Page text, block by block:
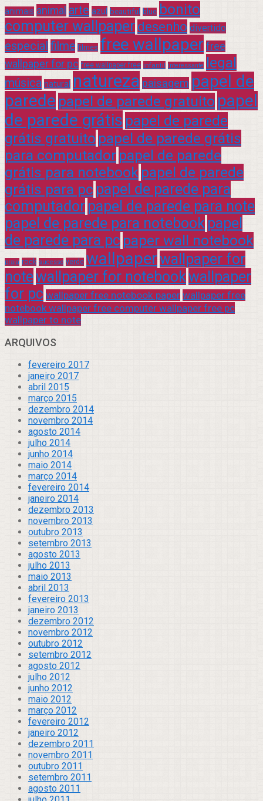
animais animal arte azul beautiful blue bonito
computer wallpaper desenho divertido
especial filme filmes free wallpaper free
wallpaper for pc free wallpaper free infantil interessante legal
música natural natureza paisagem papel de
parede papel de parede gratuito papel
de parede grátis papel de parede
grátis gratuito papel de parede grátis
para computador papel de parede
grátis para notebook papel de parede
grátis para pc papel de parede para
computador papel de parede para note
papel de parede para notebook papel
de parede para pc paper wall notebook
praia rock sucesso verde wallpaperwallpaper for
notewallpaper for notebookwallpaper
for pc wallpaper free notebook paper wallpaper free
notebook wallpaper free computer wallpaper free pc
wallpaper to note
ARQUIVOS
fevereiro 2017
janeiro 2017
abril 2015
março 2015
dezembro 2014
novembro 2014
agosto 2014
julho 2014
junho 2014
maio 2014
março 2014
fevereiro 2014
janeiro 2014
dezembro 2013
novembro 2013
outubro 2013
setembro 2013
agosto 2013
julho 2013
maio 2013
abril 2013
fevereiro 2013
janeiro 2013
dezembro 2012
novembro 2012
outubro 2012
setembro 2012
agosto 2012
julho 2012
junho 2012
maio 2012
março 2012
fevereiro 2012
janeiro 2012
dezembro 2011
novembro 2011
outubro 2011
setembro 2011
agosto 2011